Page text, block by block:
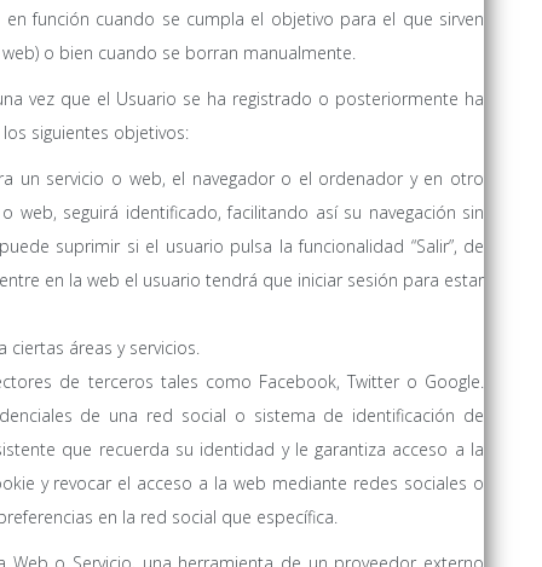
función cuando se cumpla el objetivo para el que sirven
o bien cuando se borran manualmente.
vez que el Usuario se ha registrado o posteriormente ha
siguientes objetivos:
un servicio o web, el navegador o el ordenador y en otro
seguirá identificado, facilitando así su navegación sin
suprimir si el usuario pulsa la funcionalidad “Salir”, de
en la web el usuario tendrá que iniciar sesión para estar
áreas y servicios.
de terceros tales como Facebook, Twitter o Google.
de una red social o sistema de identificación de
que recuerda su identidad y le garantiza acceso a la
y revocar el acceso a la web mediante redes sociales o
en la red social que específica.